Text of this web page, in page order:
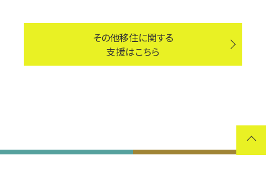
その他移住に関する
支援はこちら